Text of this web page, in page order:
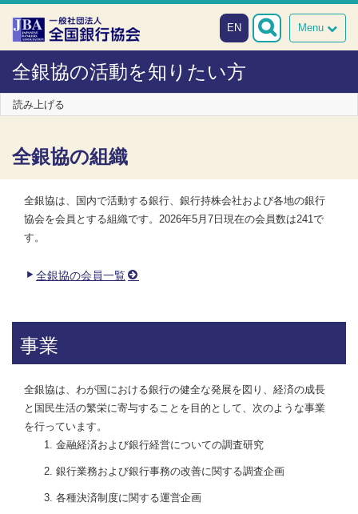
本文へスキップ
障がい者向け相談窓口
Menu
EN
全銀協の活動を知りたい方
読み上げる
全銀協の組織
全銀協は、国内で活動する銀行、銀行持株会社および各地の銀行
協会を会員とする組織です。2026年5月7日現在の会員数は241で
す。
全銀協の会員一覧
事業
全銀協は、わが国における銀行の健全な発展を図り、経済の成長
と国民生活の繁栄に寄与することを目的として、次のような事業
を行っています。
金融経済および銀行経営についての調査研究
銀行業務および銀行事務の改善に関する調査企画
各種決済制度に関する運営企画